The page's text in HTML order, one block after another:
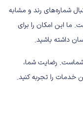
شماره‌های رند و مشابه
این امکان را برای
داشته باشید.
شماست. رضایت شما،
خدمات را تجربه کنید.